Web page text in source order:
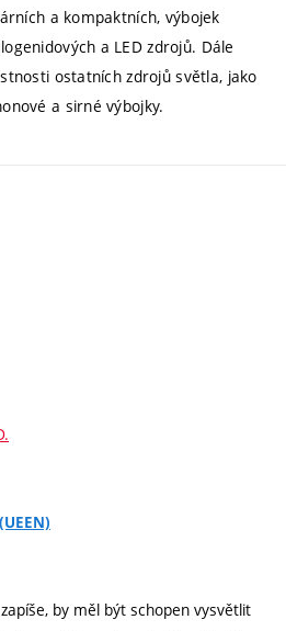
a kompaktních, výbojek
a LED zdrojů. Dále
ostatních zdrojů světla, jako
a sirné výbojky.
by měl být schopen vysvětlit